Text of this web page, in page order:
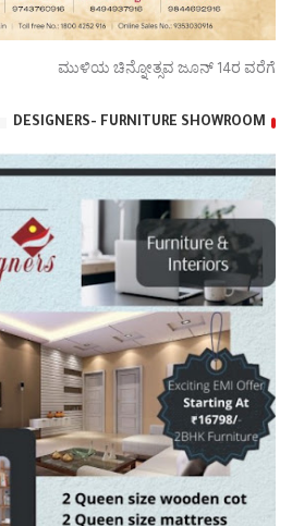
ಮುಳಿಯ ಚಿನ್ನೋತ್ಸವ ಜೂನ್ 14ರ ವರೆಗೆ
DESIGNERS- FURNITURE SHOWROOM